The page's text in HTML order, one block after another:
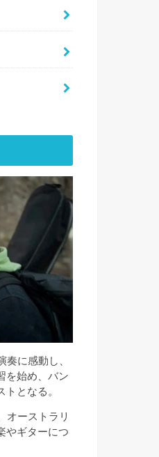
奏に感動し、
を始め、バン
トとなる。
オーストラリ
やギターにつ